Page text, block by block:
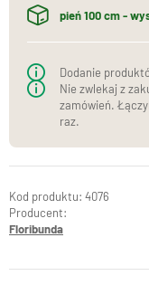
4076
Producent:
Floribunda
pień 100 cm -
Dodanie
Nie zwlekaj z
zamówień.
raz.